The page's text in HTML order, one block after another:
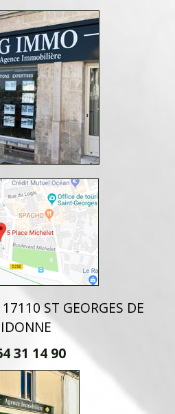
ST GEORGES DE
31 14 90